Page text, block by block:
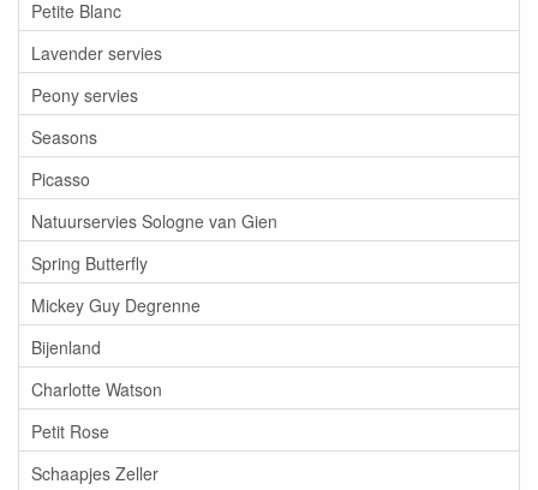
Petite Blanc
Lavender servies
Peony servies
Seasons
Picasso
Natuurservies Sologne van Gien
Spring Butterfly
Mickey Guy Degrenne
Bijenland
Charlotte Watson
Petit Rose
Schaapjes Zeller